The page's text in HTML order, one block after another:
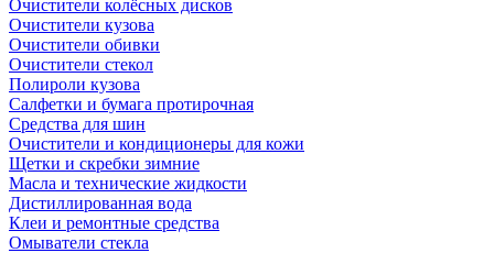
Очистители колёсных дисков
Очистители кузова
Очистители обивки
Очистители стекол
Полироли кузова
Салфетки и бумага протирочная
Средства для шин
Очистители и кондиционеры для кожи
Щетки и скребки зимние
Масла и технические жидкости
Дистиллированная вода
Клеи и ремонтные средства
Омыватели стекла